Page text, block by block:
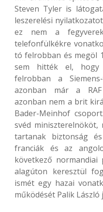
Steven Tyler is
leszerelési
ez nem a
telefonfülkékre
tó felrobban és megöl
sem hitték el, hogy
felrobban a
azonban már a
azonban nem a brit
Bader-Meinhof
svéd
tartanak biztonság
franciák és az
következő
alagúton keresztül
ismét egy hazai
működését Palik